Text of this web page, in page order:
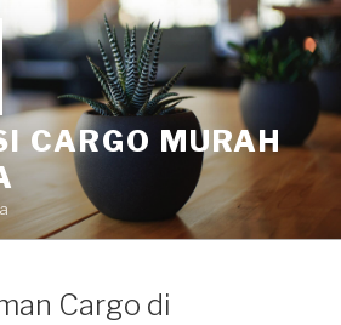
CARGO MURAH
Cargo di